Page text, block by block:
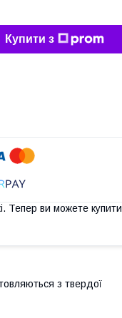
Купити з
Тепер ви можете купити
з твердої